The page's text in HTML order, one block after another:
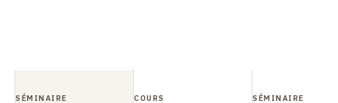
SÉMINAIRE COURS SÉMINAIRE